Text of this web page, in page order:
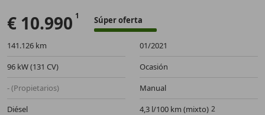
€ 10.990 Súper oferta
141.126 km
01/2021
96 kW (131 CV)
Ocasión
- (Propietarios)
Manual
Diésel
4,3 l/100 km (mixto)